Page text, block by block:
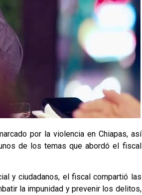
por la violencia en Chiapas, así
de los temas que abordó el fiscal
y ciudadanos, el fiscal compartió las
la impunidad y prevenir los delitos,